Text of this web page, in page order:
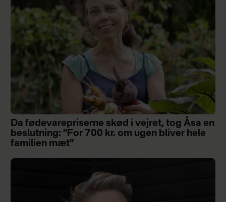
Da fødevarepriserne skød i vejret, tog Åsa en
beslutning: ”For 700 kr. om ugen bliver hele
familien mæt”